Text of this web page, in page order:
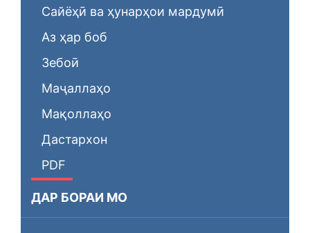
Сайёҳӣ ва ҳунарҳои мардумӣ
Аз ҳар боб
Зебоӣ
Маҷаллаҳо
Мақоллаҳо
Дастархон
PDF
ДАР БОРАИ МО